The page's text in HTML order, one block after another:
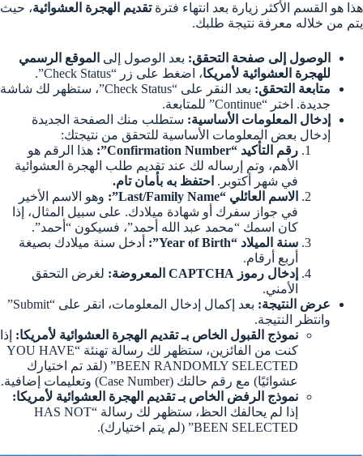
هذا هو القسم الأكثر زيارة بعد انتهاء فترةتقديم الهجرة العشوائية، حيث
يتم من خلاله معرفة نتيجة طلبك.
الوصول إلى صفحة التحقق: بعد الوصول إلى الموقع الرسمي
للهجرة العشوائية لأمريكا، اضغط على زر “Check Status”.
متابعة التحقق:
بعد النقر على “Check Status”، ستظهر لك شاشة
جديدة. اختر “Continue” للمتابعة.
إدخال المعلومات الأساسية: ستطلب منك الصفحة الجديدة
إدخال بعض المعلومات الأساسية للتحقق من نتيجتك:
رقم التأكيد “Confirmation Number”:
هذا الرقم هو
الأهم، وتم إرساله لك عند تقديم طلب الهجرة العشوائية
في شهر أكتوبر. احتفظ به بأمان تام.
الاسم العائلي “Last/Family Name”:
وهو الاسم الأخير
في جواز سفرك أو شهادة ميلادك. على سبيل المثال، إذا
كان اسمك “محمد عبد الله أحمد”، فسيكون “أحمد”.
سنة الميلاد “Year of Birth”:
أدخل سنة ميلادك بصيغة
أربع أرقام.
إدخال رموز CAPTCHA المعروضة:
لغرض التحقق
الأمني.
عرض النتيجة:
بعد إكمال إدخال المعلومات، انقر على “Submit”
وانتظر النتيجة.
نموذج القبول الخاص بـ تقديم الهجرة العشوائية لأمريكا: إذا
كنت من الفائزين، ستظهر لك رسالة تهنئة “YOU HAVE
BEEN RANDOMLY SELECTED” (لقد تم اختيارك
عشوائيًا) مع رقم حالتك (Case Number) وتعليمات إضافية.
نموذج الرفض الخاص بـ تقديم الهجرة العشوائية لأمريكا:
إذا لم يحالفك الحظ، ستظهر لك رسالة “HAS NOT
BEEN SELECTED” (لم يتم اختيارك).